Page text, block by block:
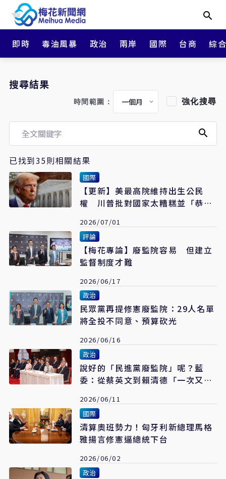
即時 毒油風暴 政治 兩岸 國際 台商 綜
搜尋結果
時間範圍： 強化搜尋
已找到35則相關結果
國際
【更新】美最高院維持出生公民
權 川普批對國家太糟糕並「恭喜
2026/07/01
評論
【梅花專論】廢監院容易 但建立
監督制度才難
2026/06/17
政治
民眾黨再提修憲廢監院：29人名單
將全投不同意、預算砍光
2026/06/16
政治
說好的「民進黨廢監院」呢？藍
委：從蔡英文到賴清德「一次又一
2026/06/11
國際
清算奧班勢力！匈牙利新總理馬格
雅揚言修憲逼總統下台
2026/06/02
政治